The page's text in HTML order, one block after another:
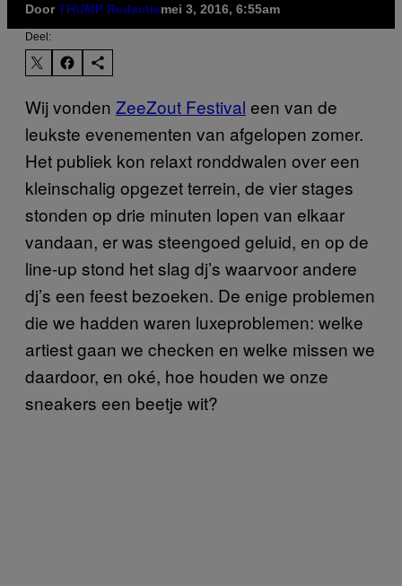
DoorTHUMP Redactiemei 3, 2016, 6:55am
Deel:
Wij vonden ZeeZout Festival een van de
leukste evenementen van afgelopen zomer.
Het publiek kon relaxt ronddwalen over een
kleinschalig opgezet terrein, de vier stages
stonden op drie minuten lopen van elkaar
vandaan, er was steengoed geluid, en op de
line-up stond het slag dj’s waarvoor andere
dj’s een feest bezoeken. De enige problemen
die we hadden waren luxeproblemen: welke
artiest gaan we checken en welke missen we
daardoor, en oké, hoe houden we onze
sneakers een beetje wit?